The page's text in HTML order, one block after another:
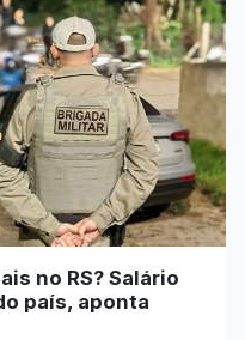
no RS? Salário
país, aponta